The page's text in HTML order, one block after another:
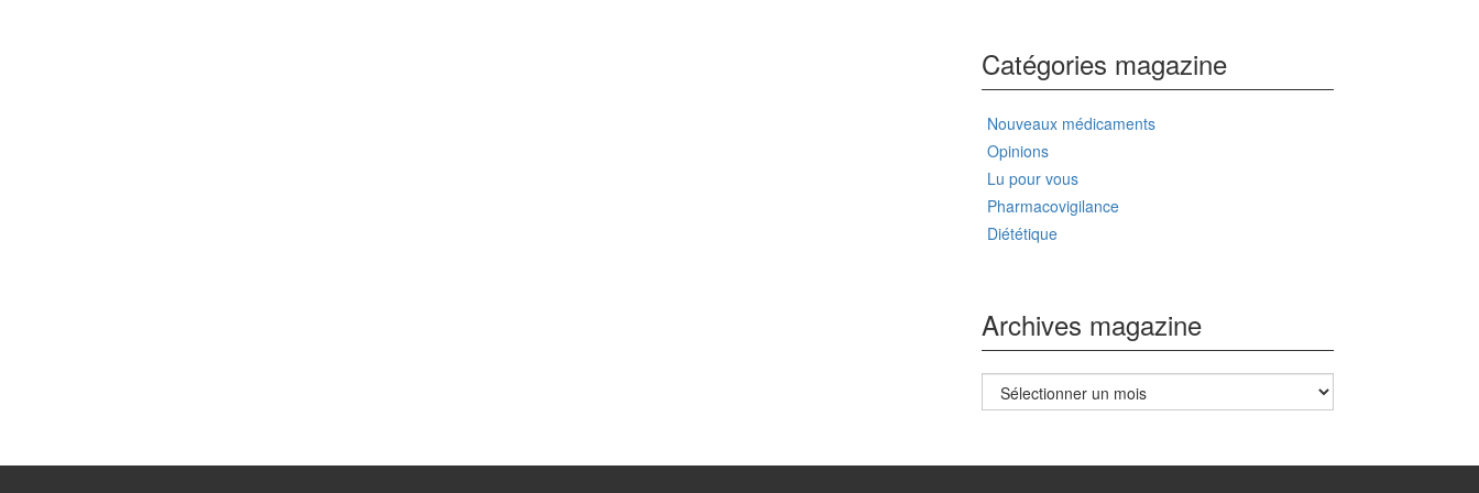
Catégories magazine
Nouveaux médicaments
Opinions
Lu pour vous
Pharmacovigilance
Diététique
Archives magazine
Archives
magazine